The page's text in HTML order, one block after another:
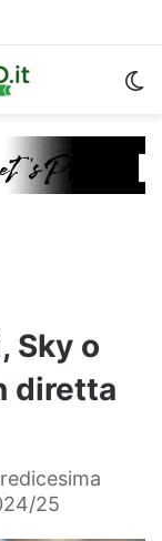
Sky o
diretta
25